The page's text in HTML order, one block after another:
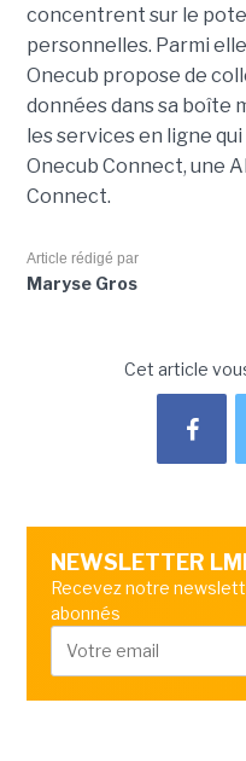
concentrent sur le
personnelles. Parmi
Onecub propose de
données dans sa boîte
les services en ligne
Onecub Connect, une
Connect.
Article rédigé par
Maryse Gros
Cet article
NEWSLETTER LMI
Recevez notre
abonnés